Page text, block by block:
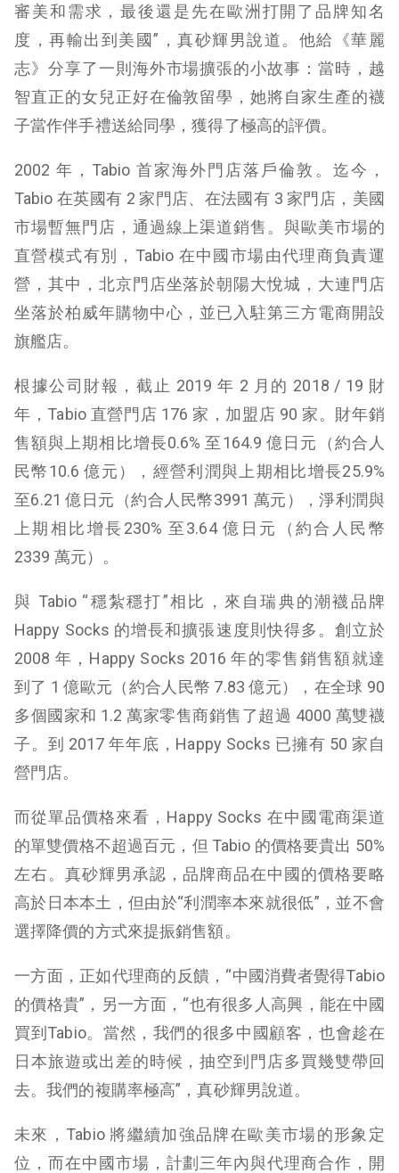
審美和需求，最後還是先在歐洲打開了品牌知名
度，再輸出到美國”，真砂輝男說道。他給《華麗
志》分享了一則海外市場擴張的小故事：當時，越
智直正的女兒正好在倫敦留學，她將自家生產的襪
子當作伴手禮送給同學，獲得了極高的評價。
2002 年，Tabio 首家海外門店落戶倫敦。迄今，
Tabio 在英國有 2 家門店、在法國有 3 家門店，美國
市場暫無門店，通過線上渠道銷售。與歐美市場的
直營模式有別，Tabio 在中國市場由代理商負責運
營，其中，北京門店坐落於朝陽大悅城，大連門店
坐落於柏威年購物中心，並已入駐第三方電商開設
旗艦店。
根據公司財報，截止 2019 年 2 月的 2018 / 19 財
年，Tabio 直營門店 176 家，加盟店 90 家。財年銷
售額與上期相比增長0.6% 至164.9 億日元（約合人
民幣10.6 億元），經營利潤與上期相比增長25.9%
至6.21 億日元（約合人民幣3991 萬元），淨利潤與
上期相比增長230% 至3.64 億日元（約合人民幣
2339 萬元）。
與 Tabio “穩紮穩打”相比，來自瑞典的潮襪品牌
Happy Socks 的增長和擴張速度則快得多。創立於
2008 年，Happy Socks 2016 年的零售銷售額就達
到了 1 億歐元（約合人民幣 7.83 億元），在全球 90
多個國家和 1.2 萬家零售商銷售了超過 4000 萬雙襪
子。到 2017 年年底，Happy Socks 已擁有 50 家自
營門店。
而從單品價格來看，Happy Socks 在中國電商渠道
的單雙價格不超過百元，但 Tabio 的價格要貴出 50%
左右。真砂輝男承認，品牌商品在中國的價格要略
高於日本本土，但由於“利潤率本來就很低”，並不會
選擇降價的方式來提振銷售額。
一方面，正如代理商的反饋，“中國消費者覺得Tabio
的價格貴”，另一方面，“也有很多人高興，能在中國
買到Tabio。當然，我們的很多中國顧客，也會趁在
日本旅遊或出差的時候，抽空到門店多買幾雙帶回
去。我們的複購率極高”，真砂輝男說道。
未來，Tabio 將繼續加強品牌在歐美市場的形象定
位，而在中國市場，計劃三年內與代理商合作，開